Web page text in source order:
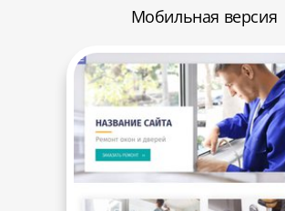
Мобильная версия